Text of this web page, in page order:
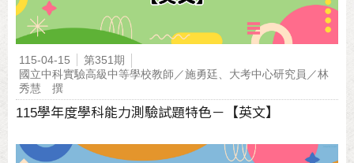
115-04-15
第351期
國立中科實驗高級中等學校教師／施勇廷、大考中心研究員／林
秀慧 撰
115學年度學科能力測驗試題特色－【英文】